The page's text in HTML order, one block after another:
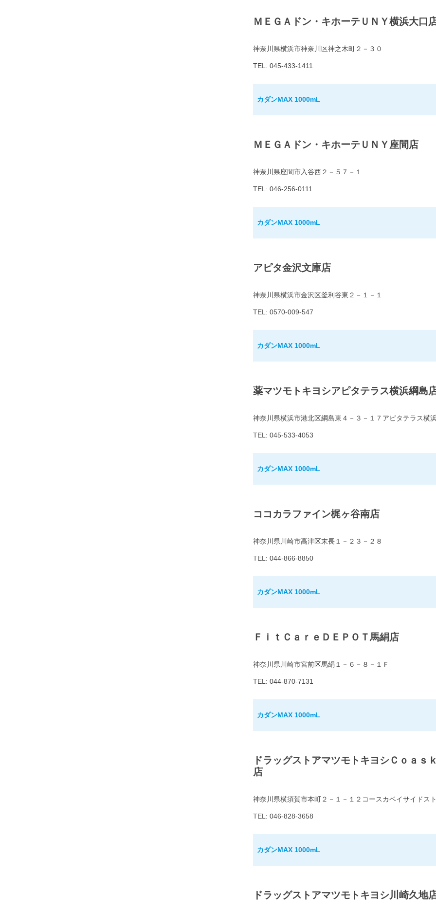
ＭＥＧＡドン・キホーテＵＮＹ横浜大口
神奈川県横浜市神奈川区神之木町２－３０
TEL: 045-433-1411
カダンMAX 1000mL
ＭＥＧＡドン・キホーテＵＮＹ座間店
神奈川県座間市入谷西２－５７－１
TEL: 046-256-0111
カダンMAX 1000mL
アピタ金沢文庫店
神奈川県横浜市金沢区釜利谷東２－１－１
TEL: 0570-009-547
カダンMAX 1000mL
薬マツモトキヨシアピタテラス横浜綱島
神奈川県横浜市港北区綱島東４－３－１７アピタテラス横
TEL: 045-533-4053
カダンMAX 1000mL
ココカラファイン梶ヶ谷南店
神奈川県川崎市高津区末長１－２３－２８
TEL: 044-866-8850
カダンMAX 1000mL
ＦｉｔＣａｒｅＤＥＰＯＴ馬絹店
神奈川県川崎市宮前区馬絹１－６－８－１Ｆ
TEL: 044-870-7131
カダンMAX 1000mL
ドラッグストアマツモトキヨシＣｏａｓ
店
神奈川県横須賀市本町２－１－１２コースカベイサイドス
TEL: 046-828-3658
カダンMAX 1000mL
ドラッグストアマツモトキヨシ川崎久地